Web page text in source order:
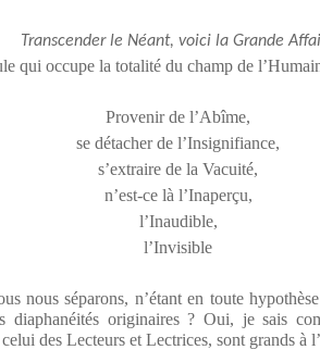
Transcender le Néant, voici la Grande
qui occupe la totalité du champ de
Provenir de l’Abîme,
se détacher de l’Insignifiance,
s’extraire de la Vacuité,
n’est-ce là l’Inaperçu,
l’Inaudible,
l’Invisible
nous séparons, n’étant en toute
diaphanéités originaires ? Oui, je sais
des Lecteurs et Lectrices, sont grands à